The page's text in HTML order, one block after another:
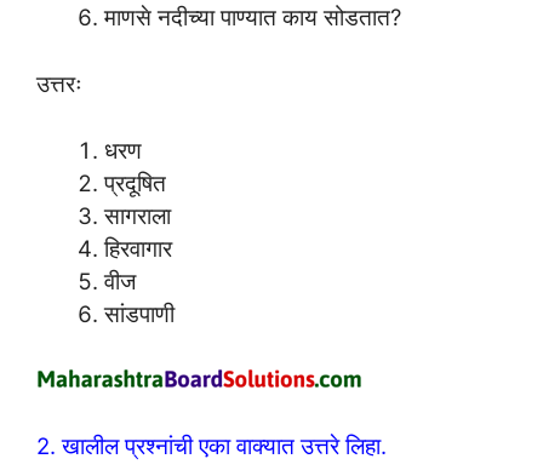
माणसे नदीच्या पाण्यात काय सोडतात?
उत्तरः
धरण
प्रदूषित
सागराला
हिरवागार
वीज
सांडपाणी
2. खालील प्रश्नांची एका वाक्यात उत्तरे लिहा.